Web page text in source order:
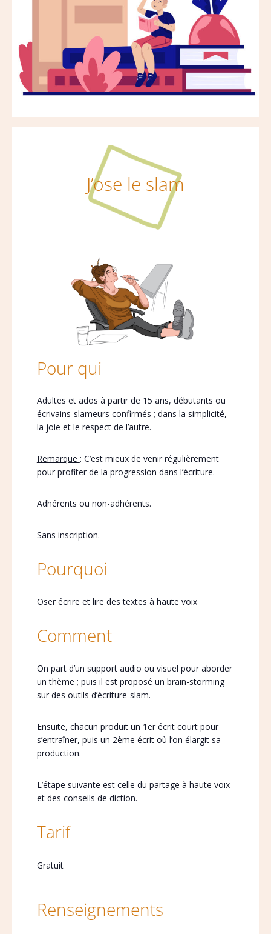
J’ose le slam
Pour qui
Adultes et ados à partir de 15 ans, débutants ou
écrivains-slameurs confirmés ; dans la simplicité,
la joie et le respect de l’autre.
Remarque : C’est mieux de venir régulièrement
pour profiter de la progression dans l’écriture.
Adhérents ou non-adhérents.
Sans inscription.
Pourquoi
Oser écrire et lire des textes à haute voix
Comment
On part d’un support audio ou visuel pour aborder
un thème ; puis il est proposé un brain-storming
sur des outils d’écriture-slam.
Ensuite, chacun produit un 1er écrit court pour
s’entraîner, puis un 2ème écrit où l’on élargit sa
production.
L’étape suivante est celle du partage à haute voix
et des conseils de diction.
Tarif
Gratuit
Renseignements